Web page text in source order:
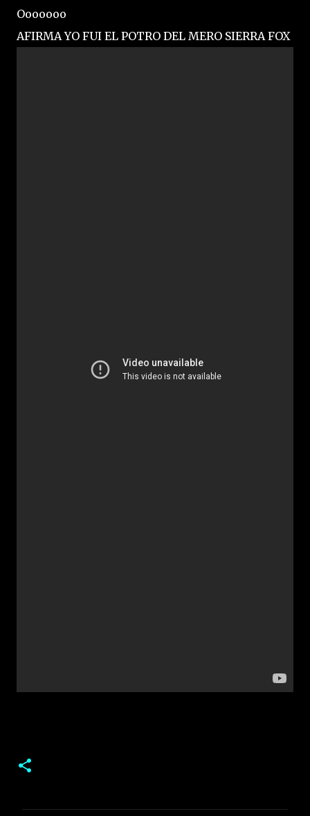
Ooooooo
AFIRMA YO FUI EL POTRO DEL MERO SIERRA FOX